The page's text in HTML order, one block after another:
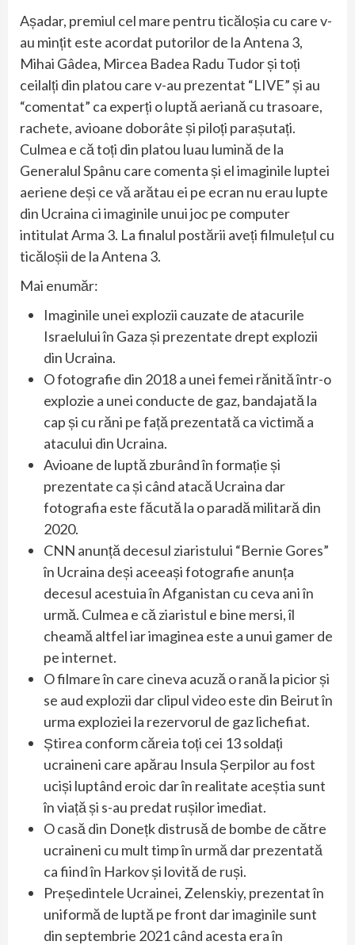
Așadar, premiul cel mare pentru ticăloșia cu care v-
au mințit este acordat putorilor de la Antena 3,
Mihai Gâdea, Mircea Badea Radu Tudor și toți
ceilalți din platou care v-au prezentat “LIVE” și au
“comentat” ca experți o luptă aeriană cu trasoare,
rachete, avioane doborâte și piloți parașutați.
Culmea e că toți din platou luau lumină de la
Generalul Spânu care comenta și el imaginile luptei
aeriene deși ce vă arătau ei pe ecran nu erau lupte
din Ucraina ci imaginile unui joc pe computer
intitulat Arma 3. La finalul postării aveți filmulețul cu
ticăloșii de la Antena 3.
Mai enumăr:
Imaginile unei explozii cauzate de atacurile
Israelului în Gaza și prezentate drept explozii
din Ucraina.
O fotografie din 2018 a unei femei rănită într-o
explozie a unei conducte de gaz, bandajată la
cap și cu răni pe față prezentată ca victimă a
atacului din Ucraina.
Avioane de luptă zburând în formație și
prezentate ca și când atacă Ucraina dar
fotografia este făcută la o paradă militară din
2020.
CNN anunță decesul ziaristului “Bernie Gores”
în Ucraina deși aceeași fotografie anunța
decesul acestuia în Afganistan cu ceva ani în
urmă. Culmea e că ziaristul e bine mersi, îl
cheamă altfel iar imaginea este a unui gamer de
pe internet.
O filmare în care cineva acuză o rană la picior și
se aud explozii dar clipul video este din Beirut în
urma exploziei la rezervorul de gaz lichefiat.
Știrea conform căreia toți cei 13 soldați
ucraineni care apărau Insula Șerpilor au fost
uciși luptând eroic dar în realitate aceștia sunt
în viață și s-au predat rușilor imediat.
O casă din Donețk distrusă de bombe de către
ucraineni cu mult timp în urmă dar prezentată
ca fiind în Harkov și lovită de ruși.
Președintele Ucrainei, Zelenskiy, prezentat în
uniformă de luptă pe front dar imaginile sunt
din septembrie 2021 când acesta era în